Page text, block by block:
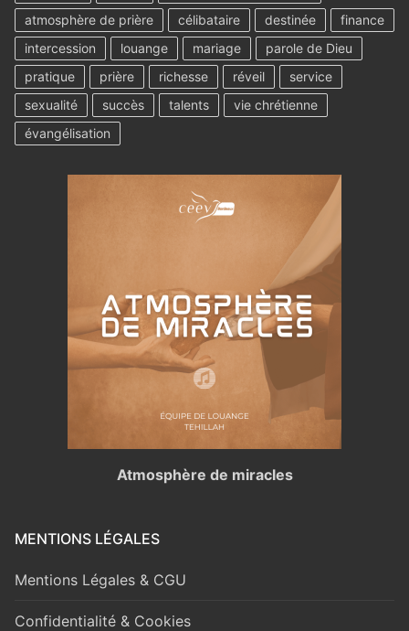
atmosphère de prière
célibataire destinée
finance
intercession
louange mariage
parole de Dieu
pratique
prière richesse réveil
service
sexualité
succès talents
vie chrétienne
évangélisation
Atmosphère de miracles
MENTIONS LÉGALES
Mentions Légales & CGU
Confidentialité & Cookies